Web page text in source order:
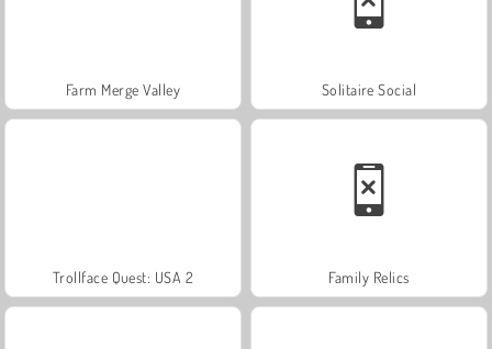
Farm Merge Valley Solitaire Social
Trollface Quest: USA 2 Family Relics